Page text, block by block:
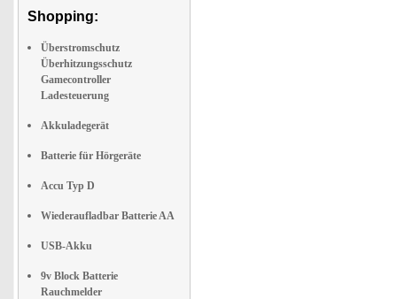
Shopping:
Überstromschutz
Überhitzungsschutz
Gamecontroller
Ladesteuerung
Akkuladegerät
Batterie für Hörgeräte
Accu Typ D
Wiederaufladbar Batterie AA
USB-Akku
9v Block Batterie
Rauchmelder